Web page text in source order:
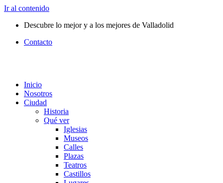
Ir al contenido
Descubre lo mejor y a los mejores de Valladolid
Contacto
Inicio
Nosotros
Ciudad
Historia
Qué ver
Iglesias
Museos
Calles
Plazas
Teatros
Castillos